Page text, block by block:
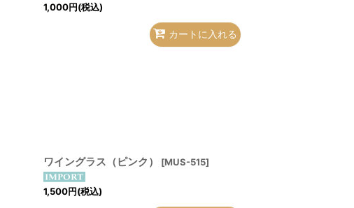
1,000円(税込)
カートに入れる
ワイングラス（ピンク） [MUS-515]
1,500円(税込)